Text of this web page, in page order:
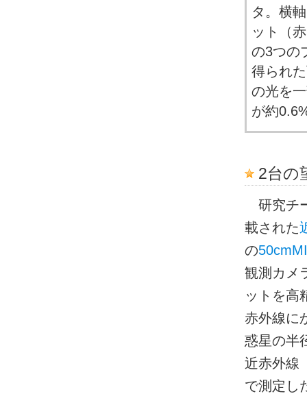
タ。横
ット（
の3つの
得られ
の光を
が約
2台の
研究チ
載された
の
観測カメ
ットを高
赤外線に
惑星の半
近赤外線
で測定し